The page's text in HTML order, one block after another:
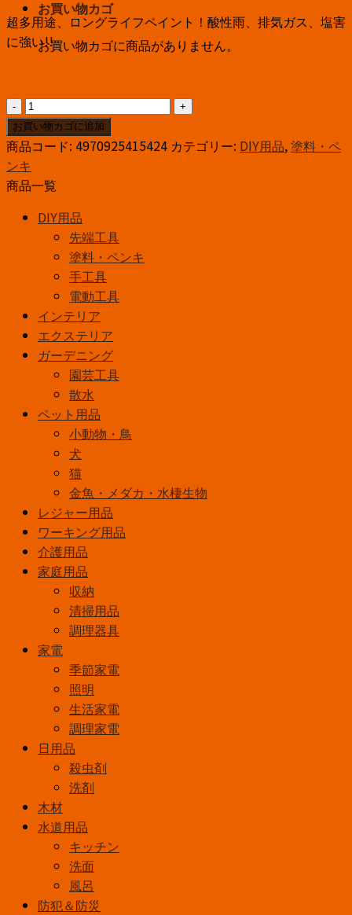
お買い物カゴ
お買い物カゴに商品がありません。
超多用途、ロングライフペイント！酸性雨、排気ガス、塩害
に強い!!
ｱ
ｻ
ﾋ
ﾍﾟ
ﾝ
水
性
コ
ー
ト
1.6L
ｮ
色
個
お買い物カゴに追加
商品コード: 4970925415424 カテゴリー: DIY用品,塗料・ペ
ンキ
商品一覧
DIY用品
先端工具
塗料・ペンキ
手工具
電動工具
インテリア
エクステリア
ガーデニング
園芸工具
散水
ペット用品
小動物・鳥
犬
猫
金魚・メダカ・水棲生物
レジャー用品
ワーキング用品
介護用品
家庭用品
収納
清掃用品
調理器具
家電
季節家電
照明
生活家電
調理家電
日用品
殺虫剤
洗剤
木材
水道用品
キッチン
洗面
風呂
防犯＆防災